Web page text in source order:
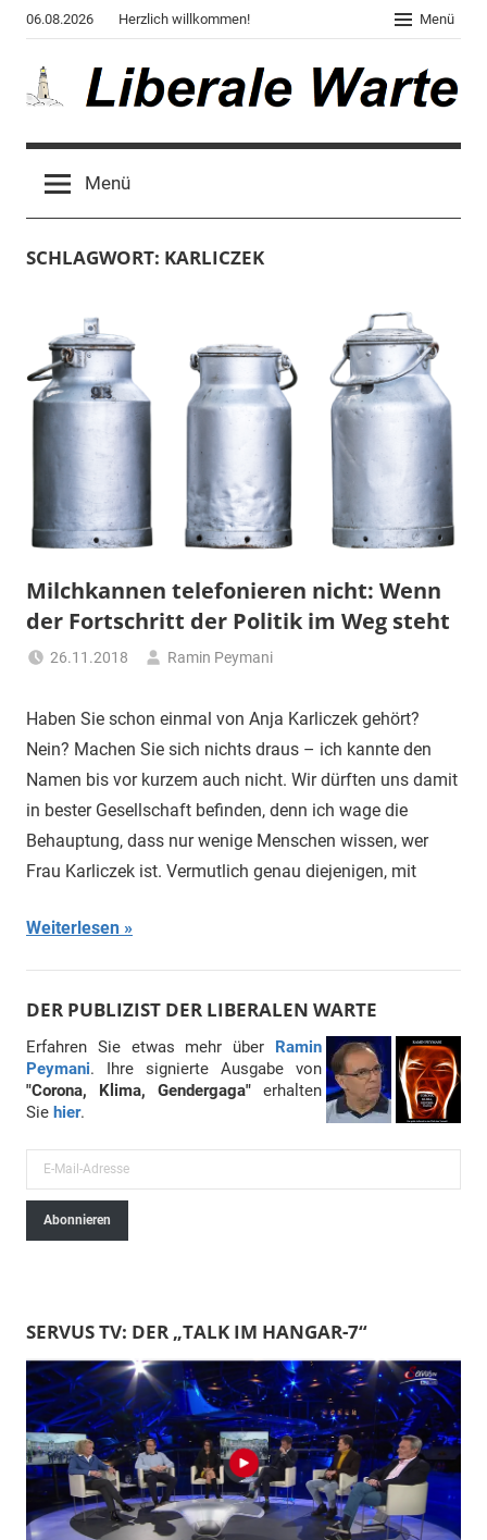
Zum
Inhalt
springen
06.08.2026 Herzlich willkommen! Menü
Liberale
Warte
des
"Corona,
"2020",
"Weltchaos",
"Chronik
Grauen"
und
Deutschland"
Menü
SCHLAGWORT: KARLICZEK
Milchkannen telefonieren nicht: Wenn
der Fortschritt der Politik im Weg steht
26.11.2018
Ramin Peymani
Haben Sie schon einmal von Anja Karliczek gehört?
Nein? Machen Sie sich nichts draus – ich kannte den
Namen bis vor kurzem auch nicht. Wir dürften uns damit
in bester Gesellschaft befinden, denn ich wage die
Behauptung, dass nur wenige Menschen wissen, wer
Frau Karliczek ist. Vermutlich genau diejenigen, mit
Weiterlesen
DER PUBLIZIST DER LIBERALEN WARTE
Erfahren Sie etwas mehr über Ramin
Peymani. Ihre signierte Ausgabe von
"Corona, Klima, Gendergaga" erhalten
Sie hier.
-
-
A
d
r
e
s
s
Abonnieren
SERVUS TV: DER „TALK IM HANGAR-7“